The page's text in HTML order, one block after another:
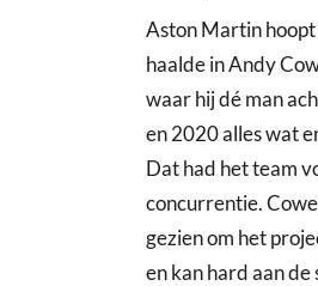
Aston Martin
haalde in Andy
waar hij dé man
en 2020 alles wat
Dat had het team
concurrentie.
gezien om het
en kan hard aan de